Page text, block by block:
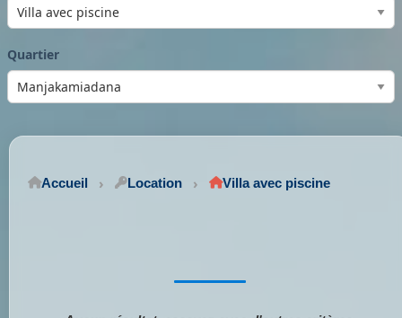
Quartier
Accueil Location Villa avec piscine